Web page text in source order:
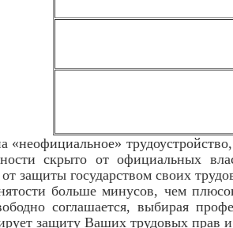
скрыто от официальных
защиты государством своих
больше минусов, чем
соглашается, выбирая
защиту Ваших трудовых прав